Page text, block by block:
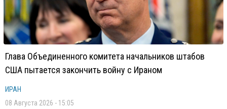
Глава Объединенного комитета начальников штабов
США пытается закончить войну с Ираном
ИРАН
08 Августа 2026 - 15:05